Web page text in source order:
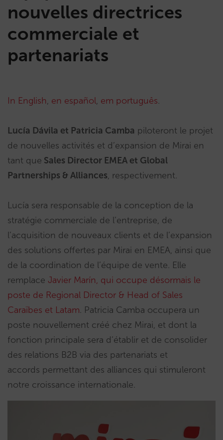
nouvelles directrices
commerciale et
partenariats
In English, en español, em português.
Lucía Dávila et Patricia Camba piloteront le projet
de nouvelles activités et d’expansion de Mirai en
tant que Sales Director EMEA et Global
Partnerships & Alliances, respectivement.
Lucía sera responsable de la conception de la
stratégie commerciale de l’entreprise, de
l’acquisition de nouveaux clients et de l’expansion
des solutions offertes par Mirai en EMEA, ainsi que
de la coordination de l’équipe de vente. Elle
remplace Javier Marín, qui occupe désormais le
poste de Regional Director & Head of Sales
Caraïbes et Latam. Patricia Camba occupera un
poste nouvellement créé chez Mirai, et dont la
fonction principale sera d’établir et de consolider
des relations B2B via des partenariats et
accords permettant des alliances qui stimuleront
notre croissance internationale.